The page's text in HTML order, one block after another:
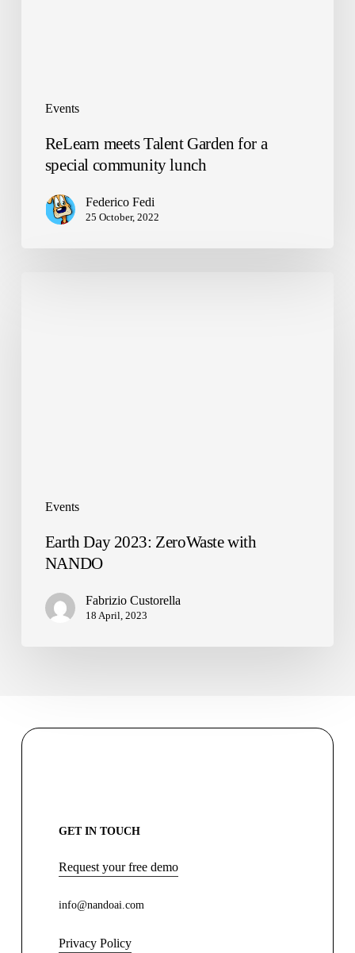
Events
ReLearn meets Talent Garden for a
special community lunch
Federico Fedi
25 October, 2022
Events
Earth Day 2023: ZeroWaste with
NANDO
Fabrizio Custorella
18 April, 2023
GET IN TOUCH
Request your free demo
info@nandoai.com
Privacy Policy